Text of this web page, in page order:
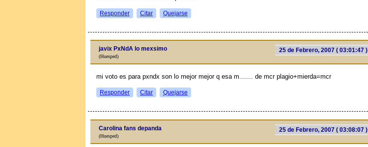
Responder Citar Quejarse
25 de Febrero, 2007 ( 03:01:47 )
javix PxNdA lo mexsimo
(Huesped)
mi voto es para pxndx son lo mejor mejor q esa m....... de mcr plagio+mierda=mcr
Responder Citar Quejarse
25 de Febrero, 2007 ( 03:08:07 )
Carolina fans depanda
(Huesped)